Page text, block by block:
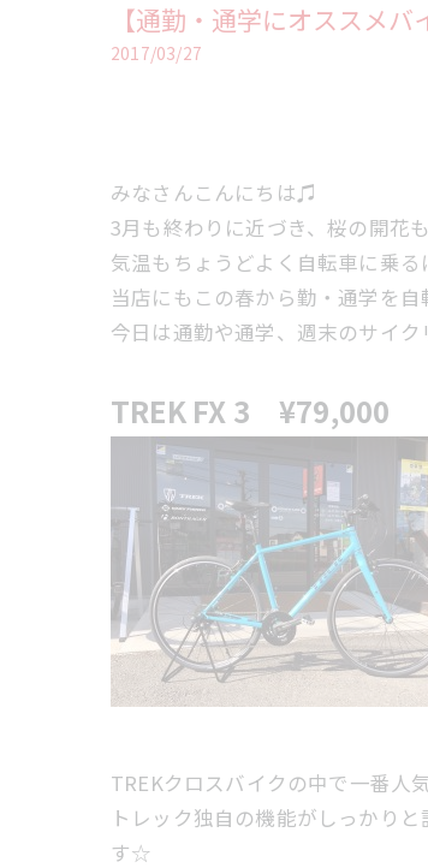
【通勤・通学にオススメバ
2017/03/27
みなさんこんにちは♫
3月も終わりに近づき、桜の開花
気温もちょうどよく自転車に乗
当店にもこの春から勤・通学を
今日は通勤や通学、週末のサイ
TREK FX 3 ¥79,000
TREKクロスバイクの中で一番人
トレック独自の機能がしっかり
す☆